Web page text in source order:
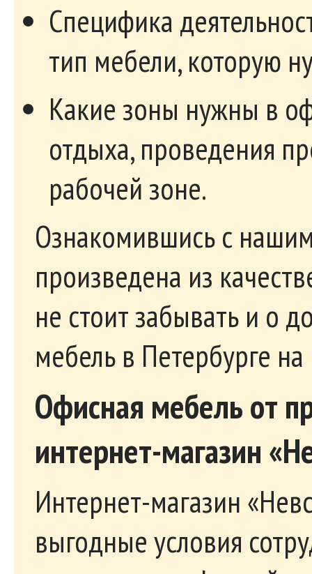
Специфика
тип мебели, которую
Какие зоны нужны в
отдыха, проведения
рабочей зоне.
Ознакомившись с
произведена из
не стоит забывать и о
мебель в Петербурге
Офисная мебель от
интернет-магазин
Интернет-магазин
выгодные условия